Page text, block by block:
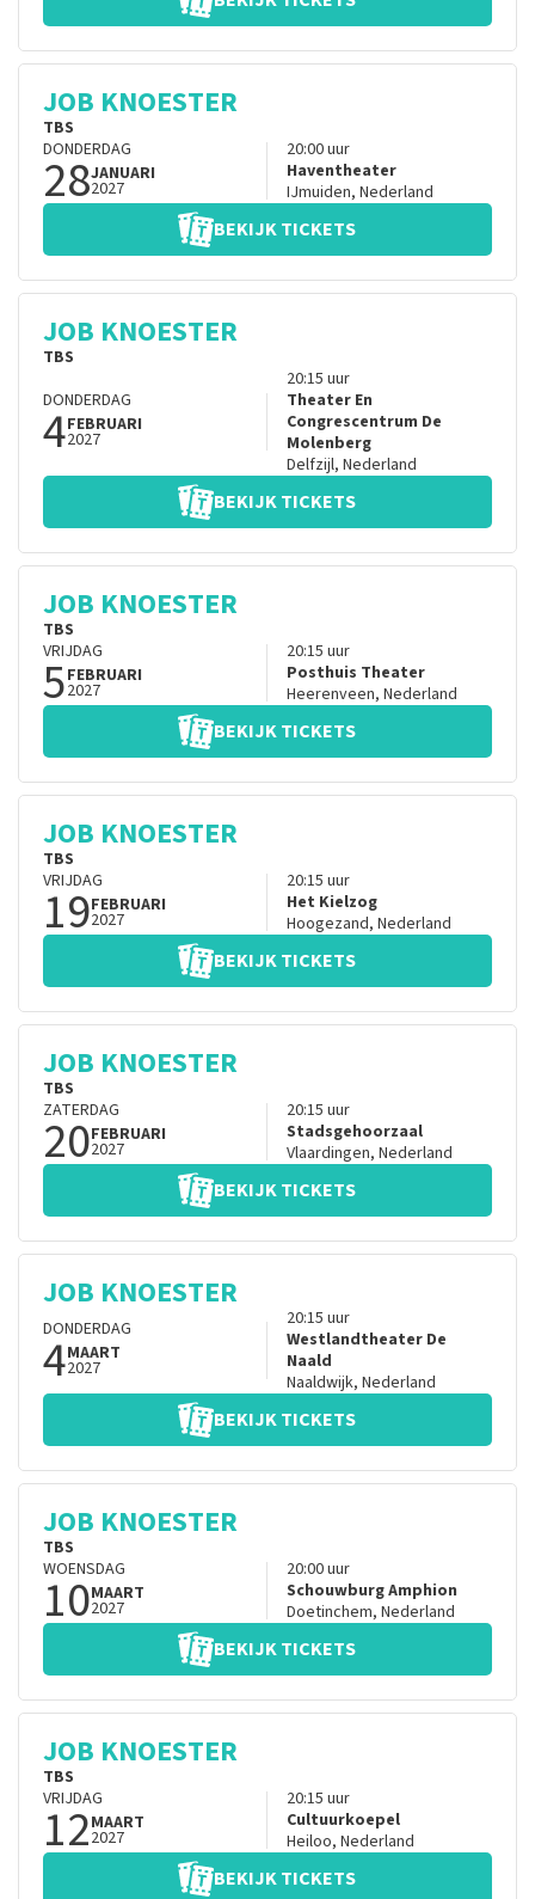
JOB KNOESTER
TBS
DONDERDAG
28JANUARI
2027
20:00uur
Haventheater
IJmuiden, Nederland
BEKIJK TICKETS
JOB KNOESTER
TBS
DONDERDAG
4FEBRUARI
2027
20:15 uur
Theater En
Congrescentrum De
Molenberg
Delfzijl, Nederland
BEKIJK TICKETS
JOB KNOESTER
TBS
VRIJDAG
5FEBRUARI
2027
20:15 uur
Posthuis Theater
Heerenveen, Nederland
BEKIJK TICKETS
JOB KNOESTER
TBS
VRIJDAG
19FEBRUARI
2027
20:15 uur
Het Kielzog
Hoogezand, Nederland
BEKIJK TICKETS
JOB KNOESTER
TBS
ZATERDAG
20FEBRUARI
2027
20:15 uur
Stadsgehoorzaal
Vlaardingen, Nederland
BEKIJK TICKETS
JOB KNOESTER
DONDERDAG
4MAART
2027
20:15 uur
Westlandtheater De
Naald
Naaldwijk, Nederland
BEKIJK TICKETS
JOB KNOESTER
TBS
WOENSDAG
10MAART
2027
20:00uur
Schouwburg Amphion
Doetinchem, Nederland
BEKIJK TICKETS
JOB KNOESTER
TBS
VRIJDAG
12MAART
2027
20:15 uur
Cultuurkoepel
Heiloo, Nederland
BEKIJK TICKETS